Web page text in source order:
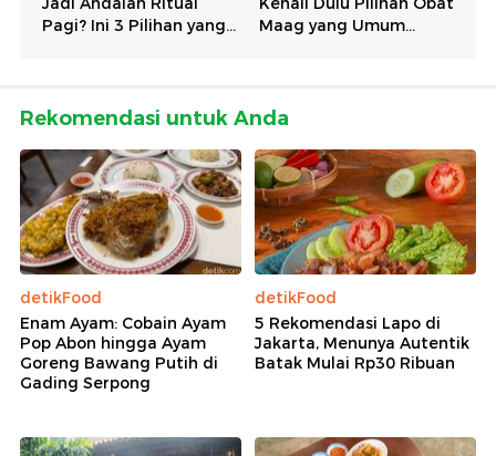
Rekomendasi untuk Anda
detikFood
Enam Ayam: Cobain Ayam
Pop Abon hingga Ayam
Goreng Bawang Putih di
Gading Serpong
detikFood
5 Rekomendasi Lapo di
Jakarta, Menunya Autentik
Batak Mulai Rp30 Ribuan